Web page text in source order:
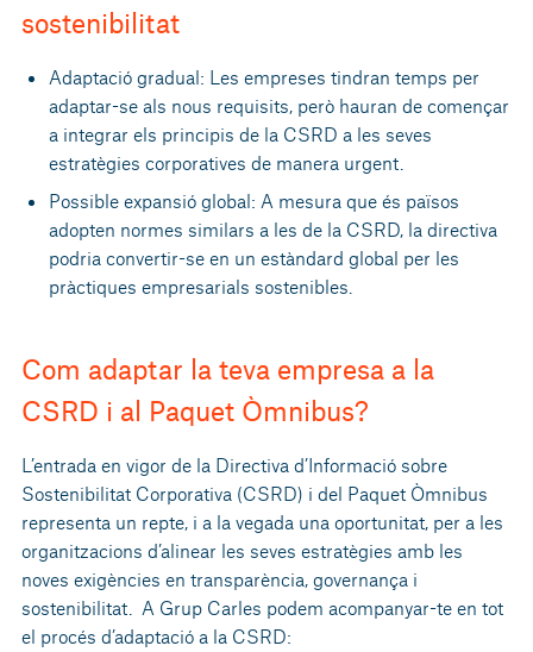
sostenibilitat
Adaptació gradual: Les empreses tindran temps per
adaptar-se als nous requisits, però hauran de començar
a integrar els principis de la CSRD a les seves
estratègies corporatives de manera urgent.
Possible expansió global: A mesura que és països
adopten normes similars a les de la CSRD, la directiva
podria convertir-se en un estàndard global per les
pràctiques empresarials sostenibles.
Com adaptar la teva empresa a la
CSRD i al Paquet Òmnibus?
L’entrada en vigor de la Directiva d’Informació sobre
Sostenibilitat Corporativa (CSRD) i del Paquet Òmnibus
representa un repte, i a la vegada una oportunitat, per a les
organitzacions d’alinear les seves estratègies amb les
noves exigències en transparència, governança i
sostenibilitat. A Grup Carles podem acompanyar-te en tot
el procés d’adaptació a la CSRD: